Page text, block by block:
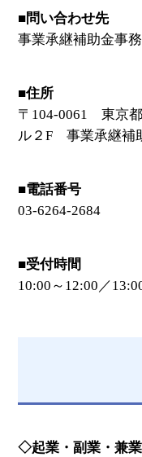
■問い合わせ先
事業承継補助金事
■住所
〒104-0061 東京
ル２F 事業承継補
■電話番号
03-6264-2684
■受付時間
10:00～12:00／
◇起業・副業・兼